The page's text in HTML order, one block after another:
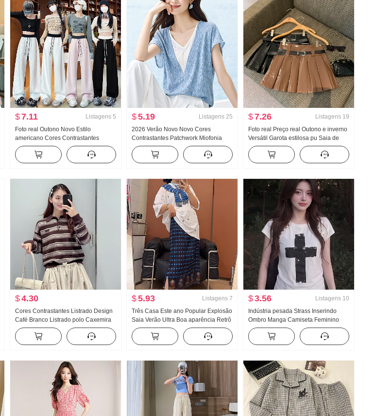
$7.11 Listagens 5
Foto real Outono Novo Estilo
americano Cores Contrastantes
Patchwork Guarda Calças Feminino
Cintura alta Design Sentido Casual
Calça comprida Banana Calças
$5.19 Listagens 25
2026 Verão Novo Novo Cores
Contrastantes Patchwork Miofonia
Sentido Lian Manga Feminino Cintura
ajustada Camiseta
$7.26 Listagens 19
Foto real Preço real Outono e inverno
Versátil Garota estilosa pu Saia de
couro
$4.30
Cores Contrastantes Listrado Design
Café Branco Listrado polo Caxemira
Tecido misto Pelúcia Manga longa
Suéter Suéter de Malha 26 Outono e
inverno Novo
$5.93 Listagens 7
Três Casa Este ano Popular Explosão
Saia Verão Ultra Boa aparência Retrô
Cartoon Estampa Saia midi Feminino
2025 Novo Reto Saia
$3.56 Listagens 10
Indústria pesada Strass Inserindo
Ombro Manga Camiseta Feminino
Verão Estilo americano Vestir Pegue
Branco Doce Cool Estampa Modelo
Curto Top